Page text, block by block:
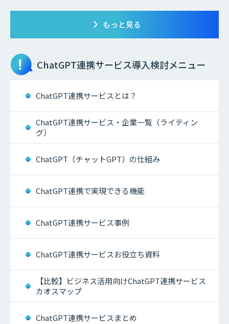
もっと見る
ChatGPT連携サービス導入検討メニュー
ChatGPT連携サービスとは？
ChatGPT連携サービス・企業一覧（ライティン
グ）
ChatGPT（チャットGPT）の仕組み
ChatGPT連携で実現できる機能
ChatGPT連携サービス事例
ChatGPT連携サービスお役立ち資料
【比較】ビジネス活用向けChatGPT連携サービス
カオスマップ
ChatGPT連携サービスまとめ